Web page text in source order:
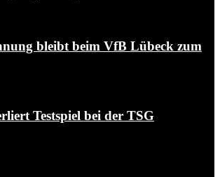
bleibt beim VfB Lübeck zum
Testspiel bei der TSG